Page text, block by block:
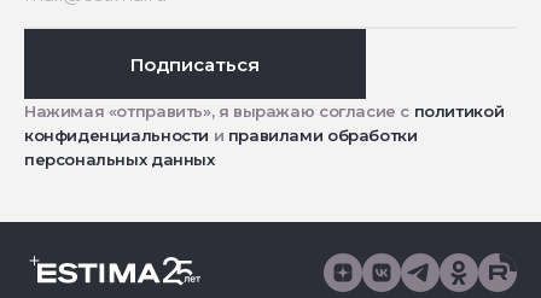
Подписаться
Нажимая «отправить», я выражаю согласие с политикой
конфиденциальности и правилами обработки
персональных данных